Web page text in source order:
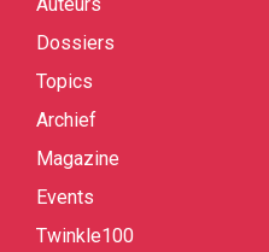
Quick
Dossiers
Topics
Archief
Magazine
Events
Twinkle100